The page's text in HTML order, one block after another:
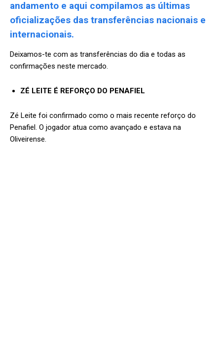
andamento e aqui compilamos as últimas
oficializações das transferências nacionais e
internacionais.
Deixamos-te com as transferências do dia e todas as
confirmações neste mercado.
ZÉ LEITE É REFORÇO DO PENAFIEL
Zé Leite foi confirmado como o mais recente reforço do
Penafiel. O jogador atua como avançado e estava na
Oliveirense.